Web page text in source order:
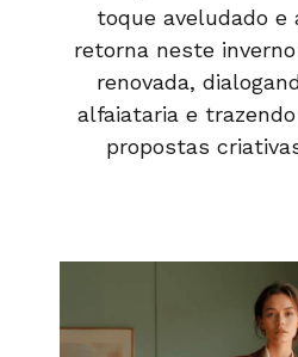
toque aveludado e
retorna neste
renovada,
alfaiataria e
propostas